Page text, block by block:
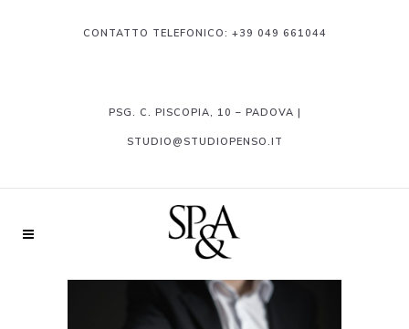
CONTATTO TELEFONICO: +39 049 661044
PSG. C. PISCOPIA, 10 – PADOVA |
STUDIO@STUDIOPENSO.IT